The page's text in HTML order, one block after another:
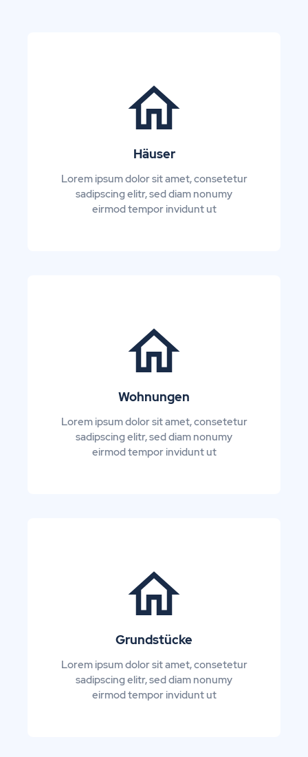
Häuser
Lorem ipsum dolor sit amet, consetetur
sadipscing elitr, sed diam nonumy
eirmod tempor invidunt ut
Wohnungen
Lorem ipsum dolor sit amet, consetetur
sadipscing elitr, sed diam nonumy
eirmod tempor invidunt ut
Grundstücke
Lorem ipsum dolor sit amet, consetetur
sadipscing elitr, sed diam nonumy
eirmod tempor invidunt ut